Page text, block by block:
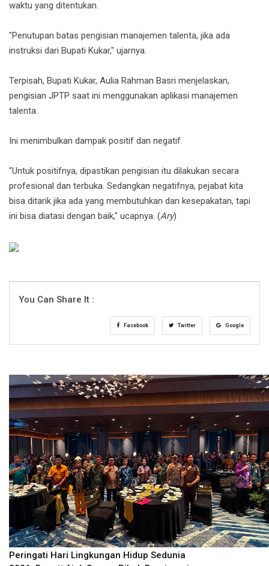
waktu yang ditentukan.
"Penutupan batas pengisian manajemen talenta, jika ada
instruksi dari Bupati Kukar," ujarnya.
Terpisah, Bupati Kukar, Aulia Rahman Basri menjelaskan,
pengisian JPTP saat ini menggunakan aplikasi manajemen
talenta.
Ini menimbulkan dampak positif dan negatif.
"Untuk positifnya, dipastikan pengisian itu dilakukan secara
profesional dan terbuka. Sedangkan negatifnya, pejabat kita
bisa ditarik jika ada yang membutuhkan dan kesepakatan, tapi
ini bisa diatasi dengan baik," ucapnya. (Ary)
You Can Share It :
Facebook Twitter Google
Peringati Hari Lingkungan Hidup Sedunia